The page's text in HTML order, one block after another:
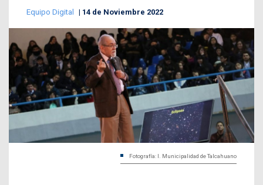
Equipo Digital 14 de Noviembre 2022
Fotografía: I. Municipalidad de Talcahuano